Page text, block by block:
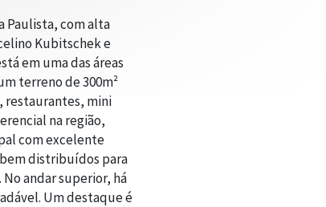
Paulista, com alta
Kubitschek e
em uma das áreas
terreno de 300m²
restaurantes, mini
na região,
com excelente
distribuídos para
andar superior, há
Um destaque é